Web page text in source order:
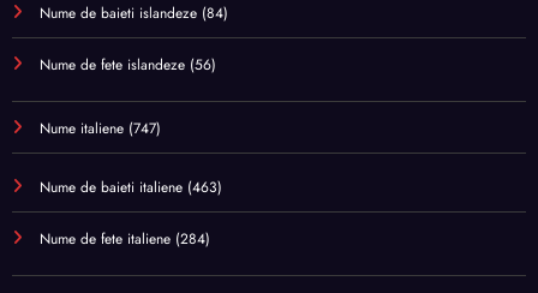
Nume de baieti islandeze (84)
Nume de fete islandeze (56)
Nume italiene (747)
Nume de baieti italiene (463)
Nume de fete italiene (284)